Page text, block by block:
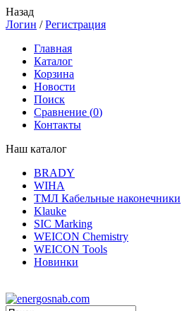
Назад
Логин /Регистрация
Главная
Каталог
Корзина
Новости
Поиск
Сравнение (0)
Контакты
Наш каталог
BRADY
WIHA
ТМЛ Кабельные наконечники
Klauke
SIC Marking
WEICON Chemistry
WEICON Tools
Новинки